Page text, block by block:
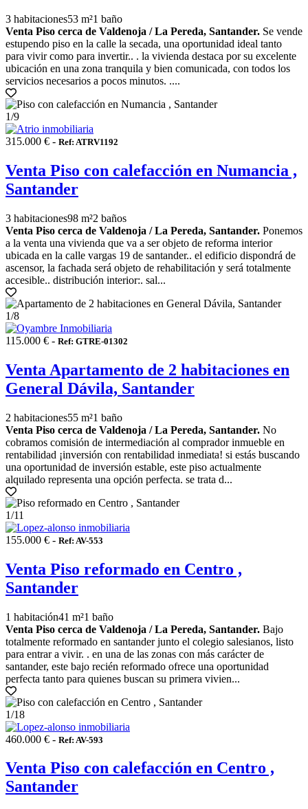
3 habitaciones53 m²1 baño
Venta Piso cerca de Valdenoja / La Pereda, Santander. Se vende
estupendo piso en la calle la secada, una oportunidad ideal tanto
para vivir como para invertir.. . la vivienda destaca por su excelente
ubicación en una zona tranquila y bien comunicada, con todos los
servicios necesarios a pocos minutos. ....
1/9
315.000 € - Ref: ATRV1192
Venta Piso con calefacción en Numancia ,
Santander
3 habitaciones98 m²2 baños
Venta Piso cerca de Valdenoja / La Pereda, Santander. Ponemos
a la venta una vivienda que va a ser objeto de reforma interior
ubicada en la calle vargas 19 de santander.. el edificio dispondrá de
ascensor, la fachada será objeto de rehabilitación y será totalmente
accesible.. distribución interior:. sal...
1/8
115.000 € - Ref: GTRE-01302
Venta Apartamento de 2 habitaciones en
General Dávila, Santander
2 habitaciones55 m²1 baño
Venta Piso cerca de Valdenoja / La Pereda, Santander. No
cobramos comisión de intermediación al comprador inmueble en
rentabilidad ¡inversión con rentabilidad inmediata! si estás buscando
una oportunidad de inversión estable, este piso actualmente
alquilado representa una opción perfecta. se trata d...
1/11
155.000 € - Ref: AV-553
Venta Piso reformado en Centro ,
Santander
1 habitación41 m²1 baño
Venta Piso cerca de Valdenoja / La Pereda, Santander. Bajo
totalmente reformado en santander junto el colegio salesianos, listo
para entrar a vivir. . en una de las zonas con más carácter de
santander, este bajo recién reformado ofrece una oportunidad
perfecta tanto para quienes buscan su primera vivien...
1/18
460.000 € - Ref: AV-593
Venta Piso con calefacción en Centro ,
Santander